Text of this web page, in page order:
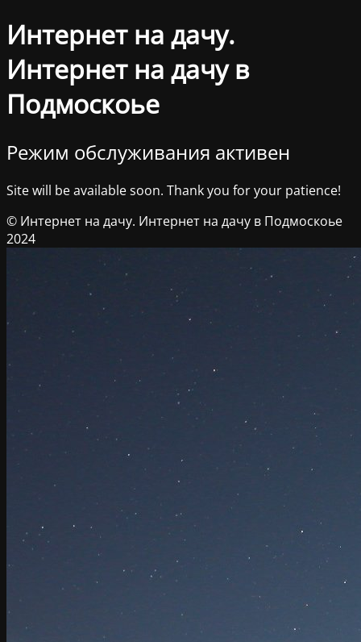
Интернет на дачу.
Интернет на дачу в
Подмоскоье
Режим обслуживания активен
Site will be available soon. Thank you for your patience!
© Интернет на дачу. Интернет на дачу в Подмоскоье
2024